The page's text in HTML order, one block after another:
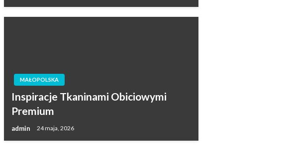
MAŁOPOLSKA
Inspiracje Tkaninami Obiciowymi
Premium
admin 24 maja, 2026